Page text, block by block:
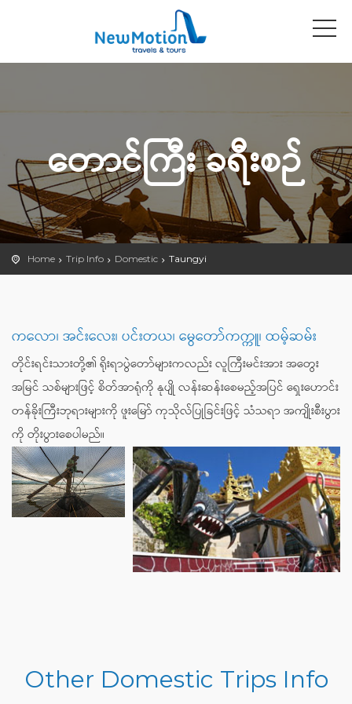
တောင်ကြီး ခရီးစဉ်
Home Trip Info Domestic Taungyi
ကလော၊ အင်းလေး၊ ပင်းတယ၊ မွေတော်ကက္ကူ၊ ထမ့်ဆမ်း
တိုင်းရင်းသားတို့၏ ရိုးရာပွဲတော်များကလည်း လူကြီးမင်းအား အတွေး
အမြင် သစ်များဖြင့် စိတ်အာရုံကို နုပျို လန်းဆန်းစေမည့်အပြင် ရှေးဟောင်း
တန်ခိုးကြီးဘုရားများကို ဖူးမြော် ကုသိုလ်ပြုခြင်းဖြင့် သံသရာ အကျိုးစီးပွား
ကို တိုးပွားစေပါမည်။
Other Domestic Trips Info